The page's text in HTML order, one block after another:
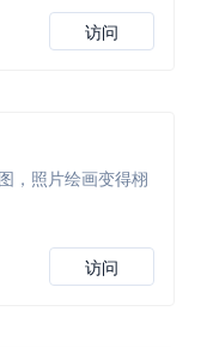
访问
，照片绘画变得栩
访问